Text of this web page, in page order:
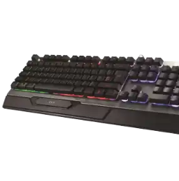
MOBILNI I
FIKSNI
TELEFONI